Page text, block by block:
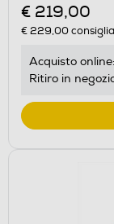
€ 219,00
€ 229,00
Acquisto online:
Ritiro in